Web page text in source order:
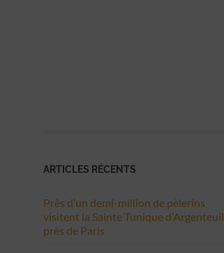
ARTICLES RÉCENTS
Près d’un demi-million de pèlerins
visitent la Sainte Tunique d’Argenteuil
près de Paris